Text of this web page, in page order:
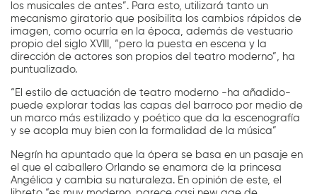
los musicales de antes”. Para esto, utilizará tanto un
mecanismo giratorio que posibilita los cambios rápidos de
imagen, como ocurría en la época, además de vestuario
propio del siglo XVIII, “pero la puesta en escena y la
dirección de actores son propios del teatro moderno”, ha
puntualizado.
“El estilo de actuación de teatro moderno -ha añadido-
puede explorar todas las capas del barroco por medio de
un marco más estilizado y poético que da la escenografía
y se acopla muy bien con la formalidad de la música”
Negrín ha apuntado que la ópera se basa en un pasaje en
el que el caballero Orlando se enamora de la princesa
Angélica y cambia su naturaleza. En opinión de este, el